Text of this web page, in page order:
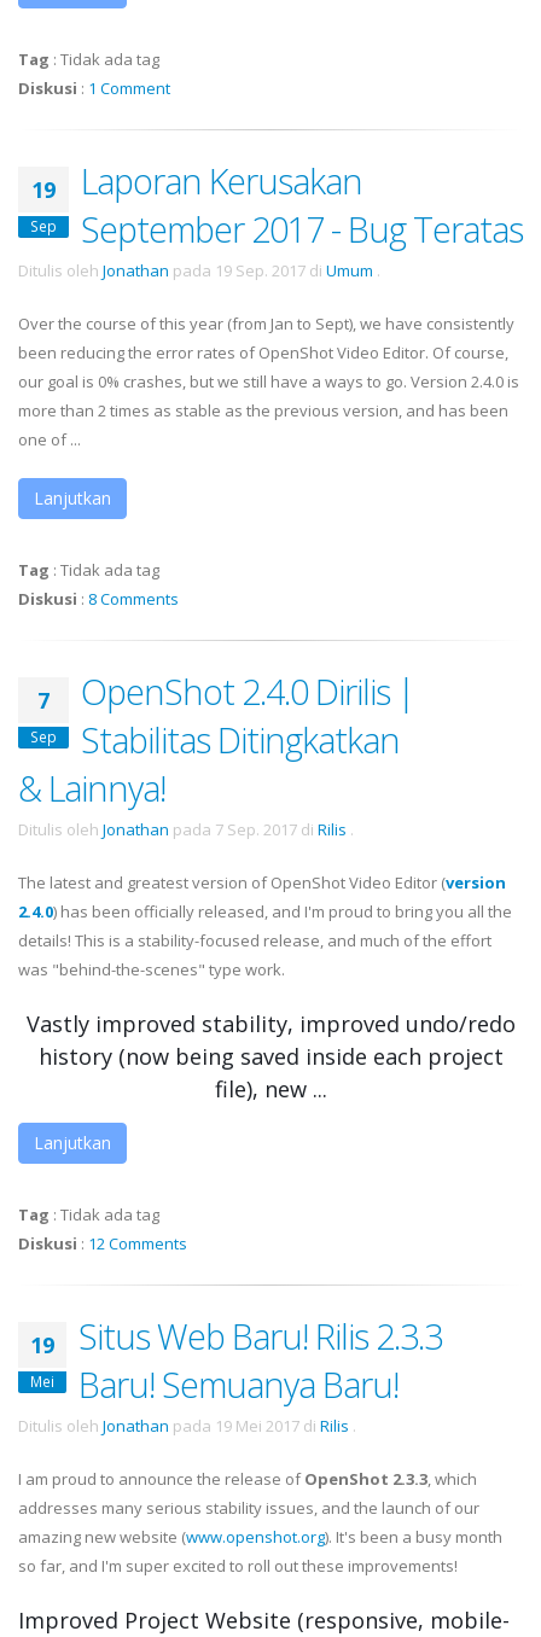
Tag : Tidak ada tag
Diskusi : 1 Comment
19
Sep
Laporan Kerusakan
September 2017 - Bug Teratas
Ditulis oleh Jonathan pada 19 Sep. 2017 di Umum .
Over the course of this year (from Jan to Sept), we have consistently
been reducing the error rates of OpenShot Video Editor. Of course,
our goal is 0% crashes, but we still have a ways to go. Version 2.4.0 is
more than 2 times as stable as the previous version, and has been
one of ...
Lanjutkan
Tag : Tidak ada tag
Diskusi : 8 Comments
7
Sep
OpenShot 2.4.0 Dirilis |
Stabilitas Ditingkatkan
& Lainnya!
Ditulis oleh Jonathan pada 7 Sep. 2017 di Rilis .
The latest and greatest version of OpenShot Video Editor (version
2.4.0) has been officially released, and I'm proud to bring you all the
details! This is a stability-focused release, and much of the effort
was "behind-the-scenes" type work.
Vastly improved stability, improved undo/redo
history (now being saved inside each project
file), new ...
Lanjutkan
Tag : Tidak ada tag
Diskusi : 12 Comments
19
Mei
Situs Web Baru! Rilis 2.3.3
Baru! Semuanya Baru!
Ditulis oleh Jonathan pada 19 Mei 2017 di Rilis .
I am proud to announce the release ofOpenShot 2.3.3, which
addresses many serious stability issues, and the launch of our
amazing new website (www.openshot.org). It's been a busy month
so far, and I'm super excited to roll out these improvements!
Improved Project Website (responsive, mobile-